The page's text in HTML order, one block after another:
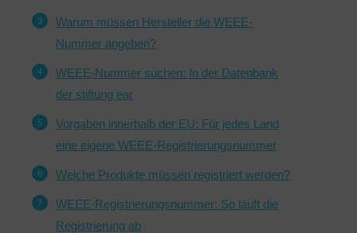
Warum müssen Hersteller die WEEE-
Nummer angeben?
WEEE-Nummer suchen: In der Datenbank
der stiftung ear
Vorgaben innerhalb der EU: Für jedes Land
eine eigene WEEE-Registrierungsnummer
Welche Produkte müssen registriert werden?
WEEE-Registrierungsnummer: So läuft die
Registrierung ab